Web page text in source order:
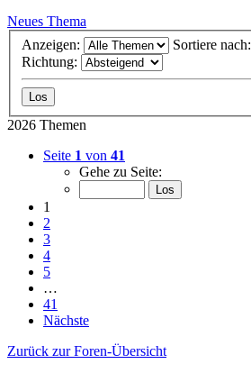
Neues Thema
Anzeigen:
Sortiere nach:
Richtung:
2026 Themen
Seite 1 von 41
Gehe zu Seite:
1
2
3
4
5
…
41
Nächste
Zurück zur Foren-Übersicht